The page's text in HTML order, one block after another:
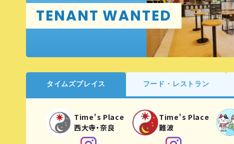
TENANT WANTED
タイムズプレイス フード・レストラン
Time's Place
西大寺・奈良
Time's Place
難波